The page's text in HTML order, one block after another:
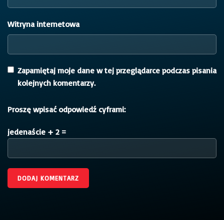
Witryna internetowa
Zapamiętaj moje dane w tej przeglądarce podczas pisania
kolejnych komentarzy.
Proszę wpisać odpowiedź cyframi:
jedenaście + 2 =